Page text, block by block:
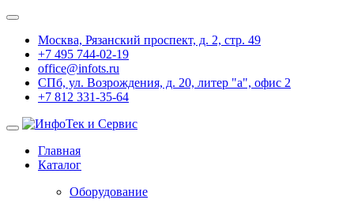
Москва, Рязанский проспект, д. 2, стр. 49
+7 495 744-02-19
office@infots.ru
СПб, ул. Возрождения, д. 20, литер "a", офис 2
+7 812 331-35-64
Главная
Каталог
Оборудование